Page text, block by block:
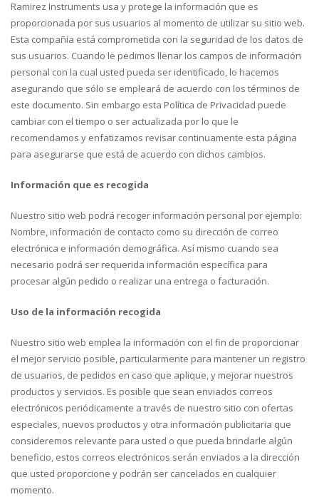
Ramirez Instruments usa y protege la información que es
proporcionada por sus usuarios al momento de utilizar su sitio web.
Esta compañía está comprometida con la seguridad de los datos de
sus usuarios. Cuando le pedimos llenar los campos de información
personal con la cual usted pueda ser identificado, lo hacemos
asegurando que sólo se empleará de acuerdo con los términos de
este documento. Sin embargo esta Política de Privacidad puede
cambiar con el tiempo o ser actualizada por lo que le
recomendamos y enfatizamos revisar continuamente esta página
para asegurarse que está de acuerdo con dichos cambios.
Información que es recogida
Nuestro sitio web podrá recoger información personal por ejemplo:
Nombre, información de contacto como su dirección de correo
electrónica e información demográfica. Así mismo cuando sea
necesario podrá ser requerida información específica para
procesar algún pedido o realizar una entrega o facturación.
Uso de la información recogida
Nuestro sitio web emplea la información con el fin de proporcionar
el mejor servicio posible, particularmente para mantener un registro
de usuarios, de pedidos en caso que aplique, y mejorar nuestros
productos y servicios. Es posible que sean enviados correos
electrónicos periódicamente a través de nuestro sitio con ofertas
especiales, nuevos productos y otra información publicitaria que
consideremos relevante para usted o que pueda brindarle algún
beneficio, estos correos electrónicos serán enviados a la dirección
que usted proporcione y podrán ser cancelados en cualquier
momento.